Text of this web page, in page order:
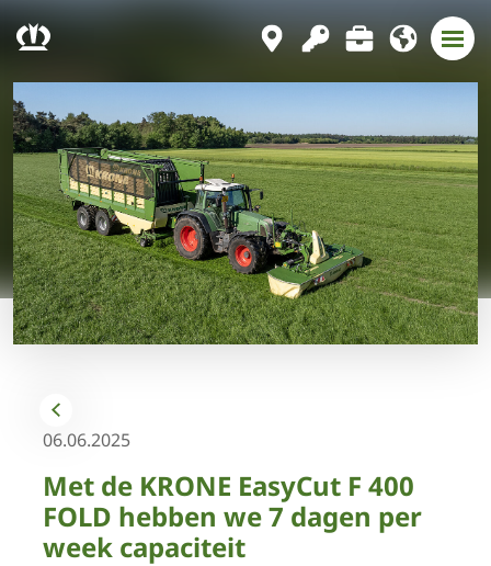
06.06.2025
Met de KRONE EasyCut F 400
FOLD hebben we 7 dagen per
week capaciteit